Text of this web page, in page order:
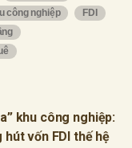
công nghiệp
FDI
khu công nghiệp:
hút vốn FDI thế hệ